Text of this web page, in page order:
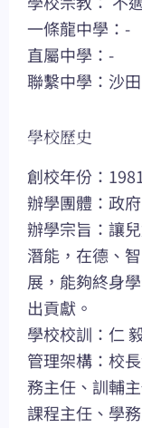
一條龍中學：-
直屬中學：-
聯繫中學：沙
學校歷史
創校年份：
辦學團體：政府
辦學宗旨：讓
潛能，在德、
展，能夠終身
出貢獻。
學校校訓：仁
管理架構：校
務主任、訓輔
課程主任、學